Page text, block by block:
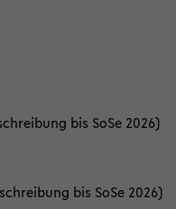
bis SoSe 2026)
bis SoSe 2026)